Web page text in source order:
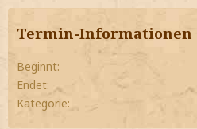
Termin-Informationen
Beginnt
Endet
Kategorie